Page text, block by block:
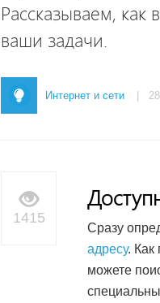
Рассказываем, как
ваши задачи.
Интернет и сети |
1415
Сразу
адресу. Как
можете